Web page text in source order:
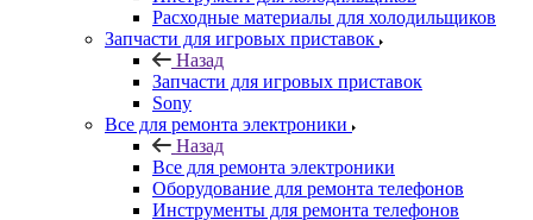
Все для ремонта электроники
Назад
Все для ремонта электроники
Оборудование для ремонта телефонов
Инструменты для ремонта телефонов
Монтажные столы, магнитные коврики
Скальпели, лезвия сменные
Системы хранения
Скотчи, изолента
Тачскрины